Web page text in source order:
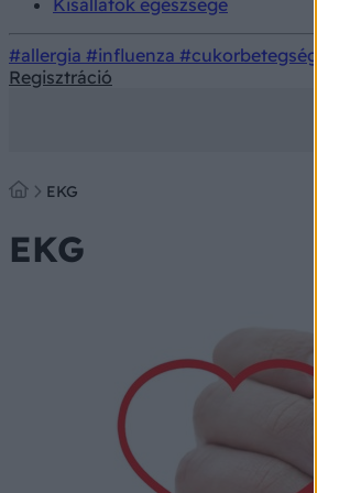
Kisállatok egészsége
#allergia #influenza #cukorbetegség
Regisztráció
EKG
EKG